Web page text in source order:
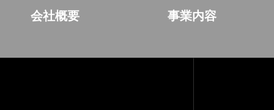
会社概要 事業内容